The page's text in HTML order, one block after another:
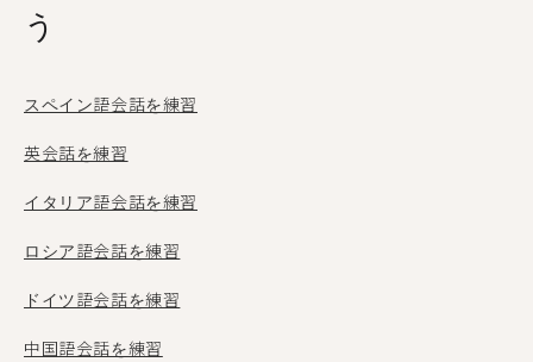
う
スペイン語会話を練習
英会話を練習
イタリア語会話を練習
ロシア語会話を練習
ドイツ語会話を練習
中国語会話を練習